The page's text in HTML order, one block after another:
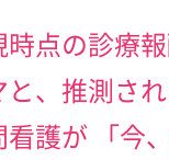
時点の診療
、推測さ
看護が 「今